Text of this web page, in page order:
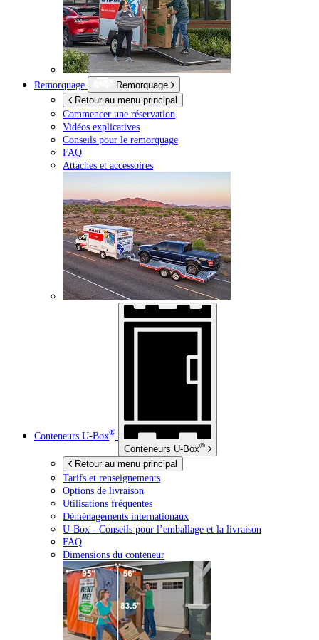
Remorquage
Remorquage
Retour au menu principal
Commencer une réservation
Vidéos explicatives
Conseils pour le remorquage
FAQ
Attaches et accessoires
Conteneurs U-Box®
Conteneurs U-Box®
Retour au menu principal
Tarifs et renseignements
Options de livraison
Utilisations fréquentes
Déménagements internationaux
U-Box - Conseils pour l’emballage et la livraison
FAQ
Dimensions du conteneur